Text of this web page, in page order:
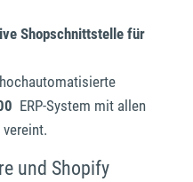
Shopschnittstelle für
ERP-System mit allen
und Shopify